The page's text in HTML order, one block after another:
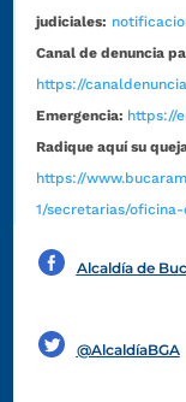
judiciales:
Canal de denuncia
https://
Emergencia: https://
Radique aquí su
https://
1/secretarias/
Alcaldía de
@AlcaldíaBGA